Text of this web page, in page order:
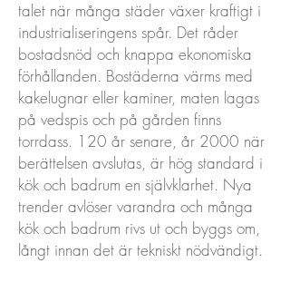
talet när många städer växer kraftigt i
industrialiseringens spår. Det råder
bostadsnöd och knappa ekonomiska
förhållanden. Bostäderna värms med
kakelugnar eller kaminer, maten lagas
på vedspis och på gården finns
torrdass. 120 år senare, år 2000 när
berättelsen avslutas, är hög standard i
kök och badrum en självklarhet. Nya
trender avlöser varandra och många
kök och badrum rivs ut och byggs om,
långt innan det är tekniskt nödvändigt.